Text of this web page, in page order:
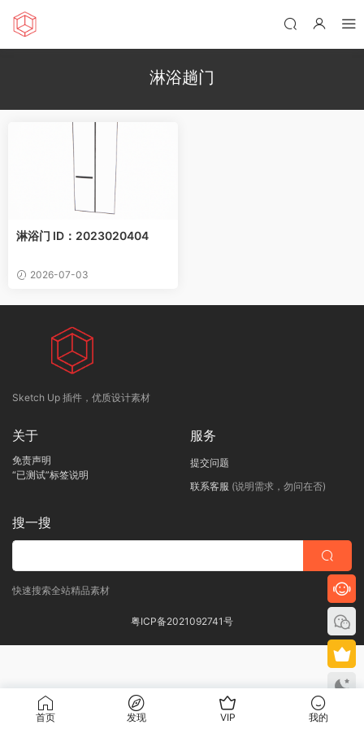
淋浴趟门
淋浴门 ID：2023020404
2026-07-03
Sketch Up 插件，优质设计素材
关于
免责声明
“已测试”标签说明
服务
提交问题
联系客服 (说明需求，勿问在否)
搜一搜
快速搜索全站精品素材
粤ICP备2021092741号
首页 发现 VIP 我的